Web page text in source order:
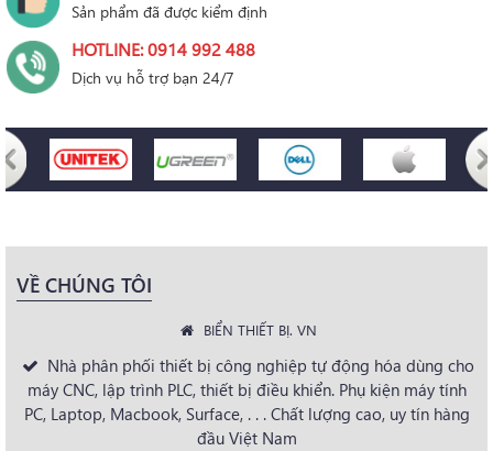
Sản phẩm đã được kiểm định
HOTLINE: 0914 992 488
Dịch vụ hỗ trợ bạn 24/7
VỀ CHÚNG TÔI
BIỂN THIẾT BỊ. VN
Nhà phân phối thiết bị công nghiệp tự động hóa dùng cho
máy CNC, lập trình PLC, thiết bị điều khiển. Phụ kiện máy tính
PC, Laptop, Macbook, Surface, . . . Chất lượng cao, uy tín hàng
đầu Việt Nam